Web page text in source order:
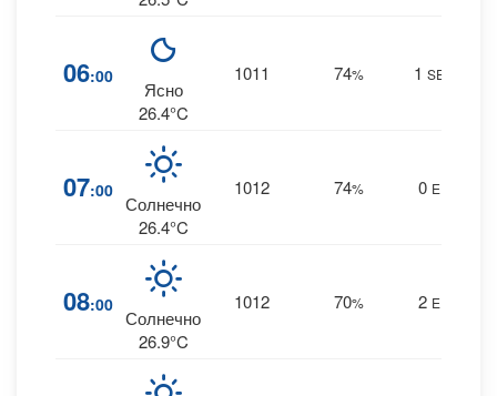
06:00
Ясно
26.4°C
1011 74% 1 SE
07:00
Солнечно
26.4°C
1012 74% 0 E
08:00
Солнечно
26.9°C
1012 70% 2 E